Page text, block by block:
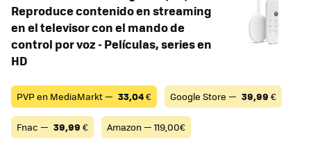
Reproduce contenido en streaming
en el televisor con el mando de
control por voz - Películas, series en
HD
PVP en MediaMarkt — 33,04€ Google Store — 39,99 €
Fnac — 39,99 € Amazon — 119,00€